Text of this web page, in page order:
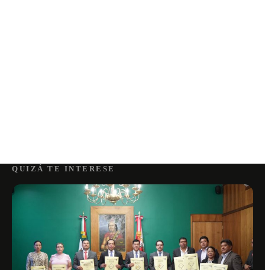
QUIZÁ TE INTERESE